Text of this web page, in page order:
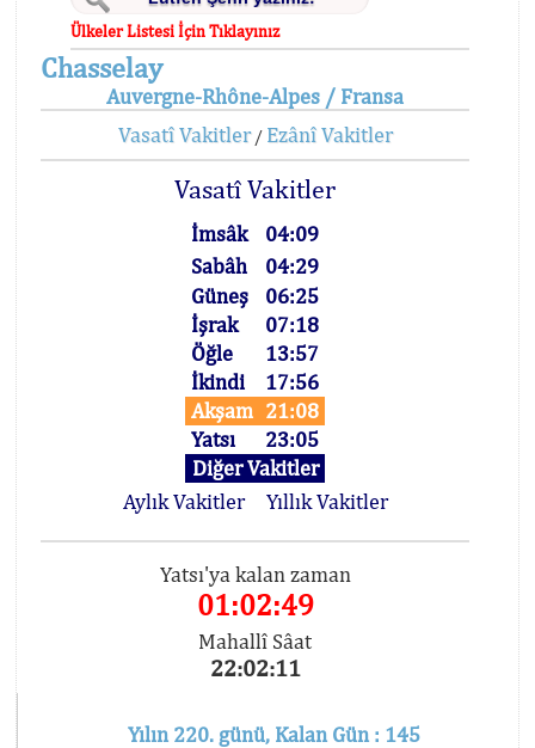
Ülkeler Listesi İçin Tıklayınız
Chasselay
Auvergne-Rhône-Alpes / Fransa
Vasatî Vakitler/ Ezânî Vakitler
Vasatî Vakitler
İmsâk
04:09
Sabâh
04:29
Güneş
06:25
İşrak
07:18
Öğle
13:57
İkindi
17:56
Akşam 21:08
Yatsı
23:05
Diğer Vakitler
Aylık Vakitler
Yıllık Vakitler
Yatsı'ya kalan zaman
01:02:49
Mahallî Sâat
22:02:11
Yılın 220. günü, Kalan Gün : 145